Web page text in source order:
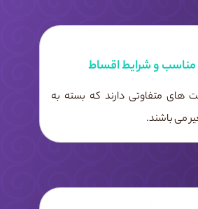
و شرایط اقساط
متفاوتی دارند که بسته به
می باشند.